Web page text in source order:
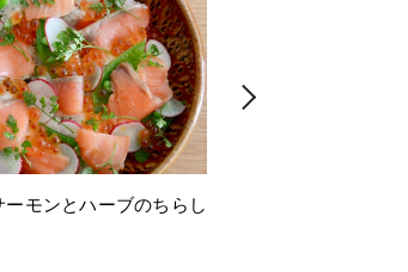
ーモンとハーブのちらし